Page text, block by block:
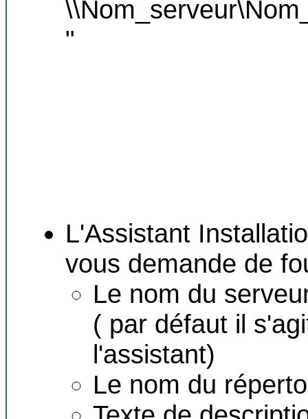
"
L'Assistant
vous demande de
Le nom du
( par défaut il
l'assistant)
Le nom du